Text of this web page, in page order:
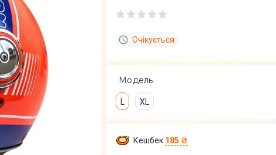
Очікується
Модель
L XL
Кешбек 185 ₴